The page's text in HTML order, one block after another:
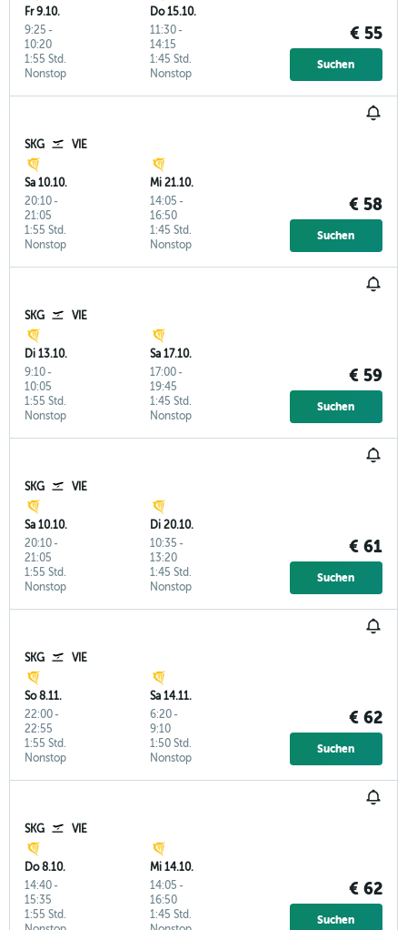
Fr 9.10.
9:25 -
10:20
Nonstop
1:55 Std.
Do 15.10.
11:30-
14:15
Nonstop
1:45 Std.
€ 55
Suchen
SKG VIE
Sa 10.10.
20:10-
21:05
Nonstop
1:55 Std.
Mi 21.10.
14:05 -
16:50
Nonstop
1:45 Std.
€ 58
Suchen
SKG VIE
Di 13.10.
9:10-
10:05
Nonstop
1:55 Std.
Sa 17.10.
17:00-
19:45
Nonstop
1:45 Std.
€ 59
Suchen
SKG VIE
Sa 10.10.
20:10-
21:05
Nonstop
1:55 Std.
Di 20.10.
10:35 -
13:20
Nonstop
1:45 Std.
€ 61
Suchen
SKG VIE
So 8.11.
22:00-
22:55
Nonstop
1:55 Std.
Sa 14.11.
6:20-
9:10
Nonstop
1:50 Std.
€ 62
Suchen
SKG VIE
Do 8.10.
14:40-
15:35
1:55 Std.
Mi 14.10.
14:05 -
16:50
1:45 Std.
€ 62
Suchen